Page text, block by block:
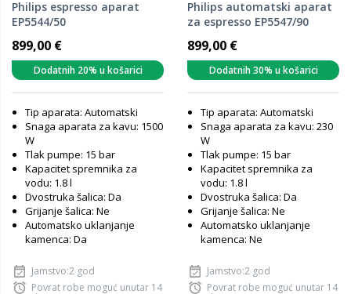
Philips espresso aparat
EP5544/50
899,00 €
Dodatnih 20% u košarici
Tip aparata: Automatski
Snaga aparata za kavu: 1500
W
Tlak pumpe: 15 bar
Kapacitet spremnika za
vodu: 1.8 l
Dvostruka šalica: Da
Grijanje šalica: Ne
Automatsko uklanjanje
kamenca: Da
Jamstvo:2 god
Povrat robe moguć unutar 14
Philips automatski aparat
za espresso EP5547/90
899,00 €
Dodatnih 30% u košarici
Tip aparata: Automatski
Snaga aparata za kavu: 230
W
Tlak pumpe: 15 bar
Kapacitet spremnika za
vodu: 1.8 l
Dvostruka šalica: Da
Grijanje šalica: Ne
Automatsko uklanjanje
kamenca: Ne
Jamstvo:2 god
Povrat robe moguć unutar 14